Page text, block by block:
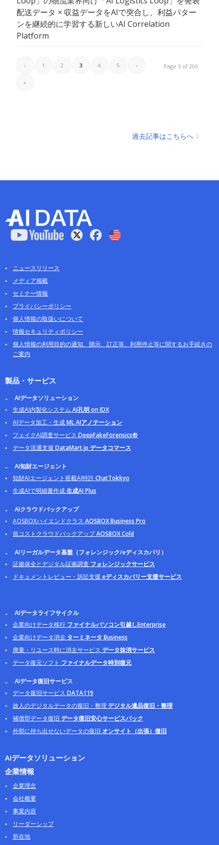
配送データ × 収益データをAIで突合し、利益パター
ンを継続的に学習する新しいAI Correlation
Platform
Page 3 of 206
‹ 1 2 3 4 5 ›
»
過去記事はこちらへ 〉
ニュースリリース
メディア掲載
セミナー情報
プライバシーポリシー
個人情報の取扱いについて
情報セキュリティポリシー
個人情報の利用目的の通知、開示、訂正等、利用停止等に関するお手続きの
ご案内
製品・サービス
AIデータソリューション
生成AI内製化システム AI孔明 on IDX
AIデータ加工・生成ML AIアノテーション
フェイクAI調査サービス DeepFakeForensics®
データ流通支援DataMart.jp データコマース
AI知財エージェント
知財AIエージェント搭載AI特許ChatTokkyo
生成AIで明細書作成生成AI Plus
AIクラウドバックアップ
AOSBOXハイエンドクラス AOSBOX Business Pro
低コストクラウドバックアップAOSBOX Cold
AIリーガルデータ基盤（フォレンジック/eディスカバリ）
証拠保全とデジタル証拠調査 フォレンジックサービス
ドキュメントレビュー・訴訟支援eディスカバリー支援サービス
AIデータライフサイクル
企業向けデータ移行 ファイナルパソコン引越しEnterprise
企業向けデータ消去 ターミネータ Business
廃棄・リユース時に消去サービス データ抹消サービス
データ復元ソフト ファイナルデータ特別復元
AIデータ復旧サービス
データ復旧サービス DATA119
故人のデジタルデータの復旧・整理デジタル遺品復旧・整理
補償型データ復旧 データ復旧安心サービスパック
外部に持ち出せないデータの復旧 オンサイト（出張）復旧
AIデータソリューション
企業情報
企業理念
会社概要
事業内容
リーダーシップ
所在地